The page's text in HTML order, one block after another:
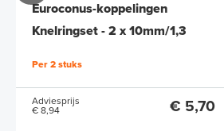
Euroconus-koppelingen
Knelringset - 2 x 10mm/1,3
Per 2 stuks
Adviesprijs
€ 8,94
€ 5,70